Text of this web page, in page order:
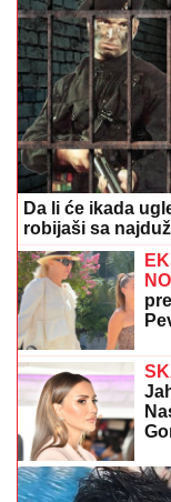
Da li će ikada
robijaši sa